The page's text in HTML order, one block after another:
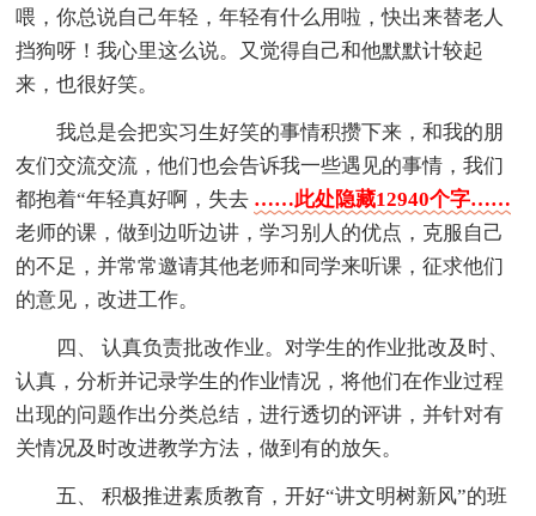
喂，你总说自己年轻，年轻有什么用啦，快出来替老人
挡狗呀！我心里这么说。又觉得自己和他默默计较起
来，也很好笑。
我总是会把实习生好笑的事情积攒下来，和我的朋
友们交流交流，他们也会告诉我一些遇见的事情，我们
都抱着“年轻真好啊，失去 ……此处隐藏12940个字……
老师的课，做到边听边讲，学习别人的优点，克服自己
的不足，并常常邀请其他老师和同学来听课，征求他们
的意见，改进工作。
四、 认真负责批改作业。对学生的作业批改及时、
认真，分析并记录学生的作业情况，将他们在作业过程
出现的问题作出分类总结，进行透切的评讲，并针对有
关情况及时改进教学方法，做到有的放矢。
五、 积极推进素质教育，开好“讲文明树新风”的班